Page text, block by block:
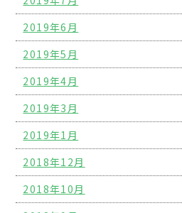
2019年6月
2019年5月
2019年4月
2019年3月
2019年1月
2018年12月
2018年10月